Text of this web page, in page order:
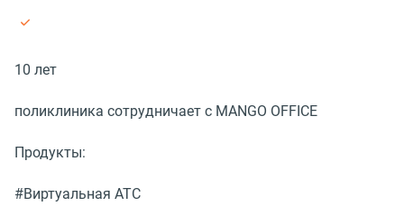
10 лет
поликлиника сотрудничает с MANGO OFFICE
Продукты:
#Виртуальная АТС